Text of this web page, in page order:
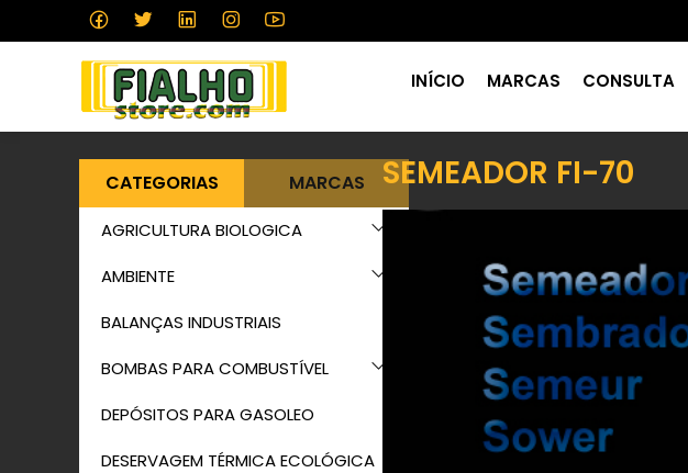
INÍCIO MARCAS CONSULTA
CATEGORIAS MARCAS
AGRICULTURA BIOLOGICA
AMBIENTE
BALANÇAS INDUSTRIAIS
BOMBAS PARA COMBUSTÍVEL
DEPÓSITOS PARA GASOLEO
DESERVAGEM TÉRMICA ECOLÓGICA
SEMEADOR FI-70